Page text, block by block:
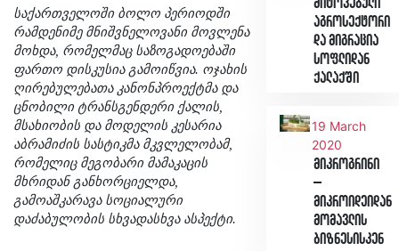
საქართველოში ბოლო პერიოდში
რამდენიმე მნიშვნელოვანი მოვლენა
მოხდა, რომელმაც საზოგადოებაში
ფართო დისკუსია გამოიწვია. ოჯახის
ღირებულებათა კანონპროექტმა და
ცნობილი ტრანსგენდერი ქალის,
მსახიობის და მოდელის კესარია
აბრამიძის სასტიკმა მკვლელობამ,
რომელიც მეგობარი მამაკაცის
მხრიდან განხორციელდა,
გამოაშკარავა სოციალური
დაძაბულობის სხვადასხვა ასპექტი.
მიტოვებული
აგროსექტორი
და მიგრაცია
სოფლიდან
ქალაქში
19 March
2020
მიკროგრინი
–
მიკროიდეიდან
მომავლის
ბიზნესისკენ